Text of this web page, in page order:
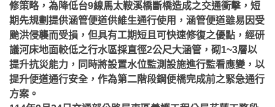
修策略，為降低台9線馬太鞍溪橋斷橋造成之交通衝擊，短
期先規劃提供涵管便道供維生通行使用，涵管便道雖易因受
颱洪侵襲而受損，但具有工期短且可快速修復之優點，經研
議河床地面較低之行水區採直徑2公尺大涵管，砌1~3層以
提升抗災能力，同時將設置水位監測設施進行監看應變，以
提升便道通行安全，作為第二階段鋼便橋完成前之緊急通行
方案。